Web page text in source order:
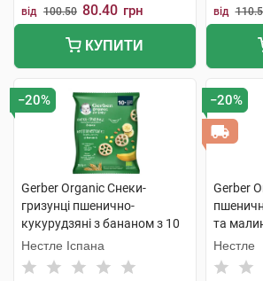
від 100.50 80.40 грн
КУПИТИ
від
−20%
Gerber Organic Снеки-
гризунці пшенично-
кукурудзяні з бананом з 10
місяців 28 г 1 пачка
Нестле Іспана
−20%
Gerber
та
банка
Нестле